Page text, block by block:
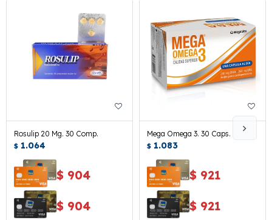
Rosulip 20 Mg. 30 Comp.
$ 1.064
$ 904
$ 904
Mega Omega 3. 30 Caps.
$ 1.083
$ 921
$ 921